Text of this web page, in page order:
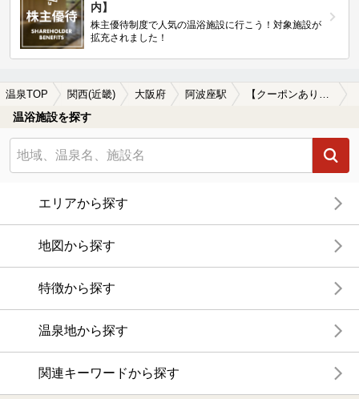
内】
株主優待制度で人気の温浴施設に行こう！対象施設が
拡充されました！
温泉TOP 関西(近畿) 大阪府 阿波座駅 【クーポンあり】一人旅におすすめの阿波座駅近くの温泉、日帰り温泉、スーパー銭湯おすすめ
温浴施設を探す
エリアから探す
地図から探す
特徴から探す
温泉地から探す
関連キーワードから探す